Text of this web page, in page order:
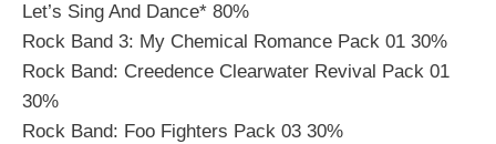
Let’s Sing And Dance* 80%
Rock Band 3: My Chemical Romance Pack 01 30%
Rock Band: Creedence Clearwater Revival Pack 01
30%
Rock Band: Foo Fighters Pack 03 30%